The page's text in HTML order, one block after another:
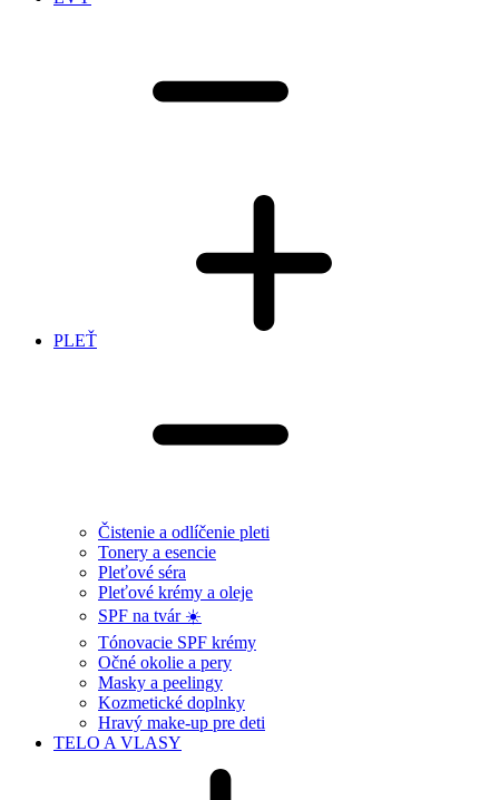
PLEŤ
Čistenie a odlíčenie pleti
Tonery a esencie
Pleťové séra
Pleťové krémy a oleje
SPF na tvár ☀️
Tónovacie SPF krémy
Očné okolie a pery
Masky a peelingy
Kozmetické doplnky
Hravý make-up pre deti
TELO A VLASY